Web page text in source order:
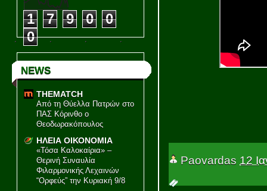
1 7 9 0
0
0
NEWS
THEMATCH
Από τη Θύελλα Πατρών στο
ΠΑΣ Κόρινθο ο
Θεοδωρακόπουλος
ΗΛΕΙΑ ΟΙΚΟΝΟΜΙΑ
«Τόσα Καλοκαίρια» –
Θερινή Συναυλία
Φιλαρμονικής Λεχαινών
“Ορφεύς” την Κυριακή 9/8
Paovardas 12